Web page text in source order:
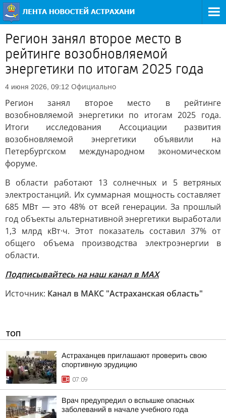
Регион занял второе место в
рейтинге возобновляемой
энергетики по итогам 2025 года
4 июня 2026, 09:12 Официально
Регион занял второе место в рейтинге
возобновляемой энергетики по итогам 2025 года.
Итоги исследования Ассоциации развития
возобновляемой энергетики объявили на
Петербургском международном экономическом
форуме.
В области работают 13 солнечных и 5 ветряных
электростанций. Их суммарная мощность составляет
685 МВт — это 48% от всей генерации. За прошлый
год объекты альтернативной энергетики выработали
1,3 млрд кВт·ч. Этот показатель составил 37% от
общего объема производства электроэнергии в
области.
Подписывайтесь на наш канал в МАХ
Источник: Канал в МАКС "Астраханская область"
ТОП
Астраханцев приглашают проверить свою
спортивную эрудицию
07:09
Врач предупредил о вспышке опасных
заболеваний в начале учебного года